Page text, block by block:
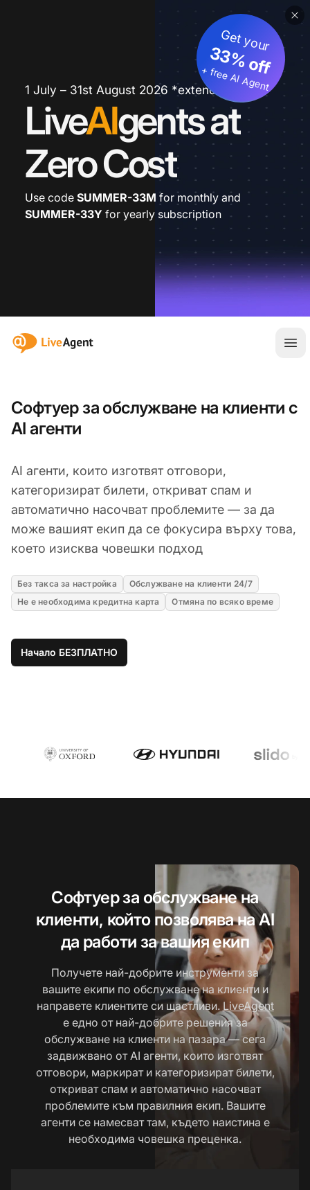
1 July – 31st August 2026 *extended
LiveAIgents at
Zero Cost
Get your
33% off
+ free AI Agent
Use code SUMMER-33M for monthly and
SUMMER-33Y for yearly subscription
:site.title
Софтуер за обслужване на клиенти с
AI агенти
AI агенти, които изготвят отговори,
категоризират билети, откриват спам и
автоматично насочват проблемите — за да
може вашият екип да се фокусира върху това,
което изисква човешки подход
Без такса за настройка
Обслужване на клиенти 24/7
Не е необходима кредитна карта
Отмяна по всяко време
Начало БЕЗПЛАТНО
Софтуер за обслужване на
клиенти, който позволява на AI
да работи за вашия екип
Получете най-добрите инструменти за
вашите екипи по обслужване на клиенти и
направете клиентите си щастливи. LiveAgent
е едно от най-добрите решения за
обслужване на клиенти на пазара — сега
задвижвано от AI агенти, които изготвят
отговори, маркират и категоризират билети,
откриват спам и автоматично насочват
проблемите към правилния екип. Вашите
агенти се намесват там, където наистина е
необходима човешка преценка.